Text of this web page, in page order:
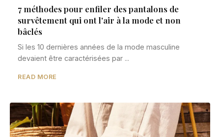
7 méthodes pour enfiler des pantalons de
survêtement qui ont l'air à la mode et non
bâclés
Si les 10 dernières années de la mode masculine
devaient être caractérisées par ...
READ MORE